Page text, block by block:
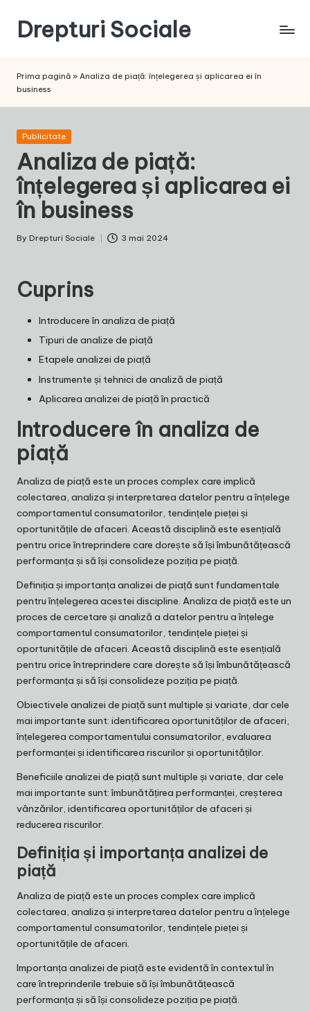
content
Drepturi Sociale
Sociale:
Schimbarea
Noastră!
Prima pagină » Analiza de piață: înțelegerea și aplicarea ei în
business
Posted
Publicitate
Analiza de piață:
înțelegerea și aplicarea ei
în business
Posted
By Drepturi Sociale 3 mai 2024
Cuprins
Introducere în analiza de piață
Tipuri de analize de piață
Etapele analizei de piață
Instrumente și tehnici de analiză de piață
Aplicarea analizei de piață în practică
Introducere în analiza de
piață
Analiza de piață este un proces complex care implică
colectarea, analiza și interpretarea datelor pentru a înțelege
comportamentul consumatorilor, tendințele pieței și
oportunitățile de afaceri. Această disciplină este esențială
pentru orice întreprindere care dorește să își îmbunătățească
performanța și să își consolideze poziția pe piață.
Definiția și importanța analizei de piață sunt fundamentale
pentru înțelegerea acestei discipline. Analiza de piață este un
proces de cercetare și analiză a datelor pentru a înțelege
comportamentul consumatorilor, tendințele pieței și
oportunitățile de afaceri. Această disciplină este esențială
pentru orice întreprindere care dorește să își îmbunătățească
performanța și să își consolideze poziția pe piață.
Obiectivele analizei de piață sunt multiple și variate, dar cele
mai importante sunt: identificarea oportunităților de afaceri,
înțelegerea comportamentului consumatorilor, evaluarea
performanței și identificarea riscurilor și oportunităților.
Beneficiile analizei de piață sunt multiple și variate, dar cele
mai importante sunt: îmbunătățirea performanței, creșterea
vânzărilor, identificarea oportunităților de afaceri și
reducerea riscurilor.
Definiția și importanța analizei de
piață
Analiza de piață este un proces complex care implică
colectarea, analiza și interpretarea datelor pentru a înțelege
comportamentul consumatorilor, tendințele pieței și
oportunitățile de afaceri.
Importanța analizei de piață este evidentă în contextul în
care întreprinderile trebuie să își îmbunătățească
performanța și să își consolideze poziția pe piață.